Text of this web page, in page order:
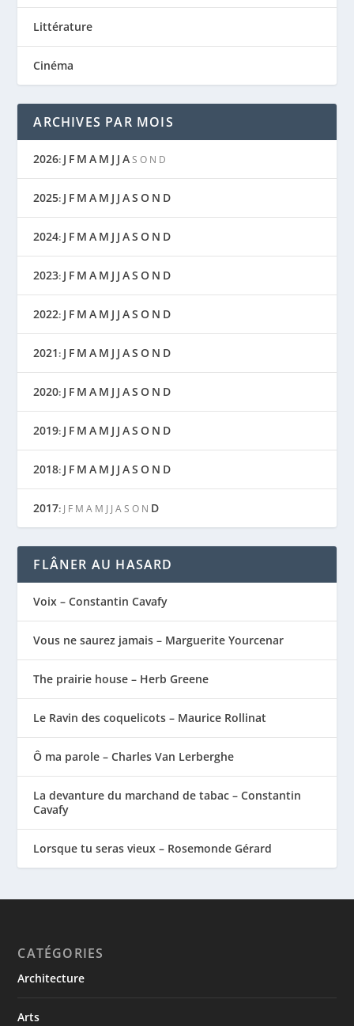
Littérature
Cinéma
ARCHIVES PAR MOIS
2026: J F M A M J J A S O N D
2025: J F M A M J J AS O N D
2024: J F M A M J J AS O N D
2023: J F M A M J J AS O N D
2022: J F M A M J J AS O N D
2021: J F M A M J J AS O N D
2020: J F M A M J J AS O N D
2019: J F M A M J J AS O N D
2018: J F M A M J J AS O N D
2017: J F M A M J J A S O N D
FLÂNER AU HASARD
Voix – Constantin Cavafy
Vous ne saurez jamais – Marguerite Yourcenar
The prairie house – Herb Greene
Le Ravin des coquelicots – Maurice Rollinat
Ô ma parole – Charles Van Lerberghe
La devanture du marchand de tabac – Constantin
Cavafy
Lorsque tu seras vieux – Rosemonde Gérard
CATÉGORIES
Architecture
Arts